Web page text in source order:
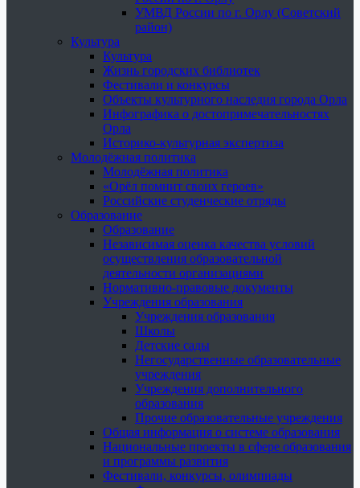
УМВД России по г. Орлу (Советский
район)
Культура
Культура
Жизнь городских библиотек
Фестивали и конкурсы
Объекты культурного наследия города Орла
Инфографика о достопримечательностях
Орла
Историко-культурная экспертиза
Молодёжная политика
Молодёжная политика
«Орёл помнит своих героев»
Российские студенческие отряды
Образование
Образование
Независимая оценка качества условий
осуществления образовательной
деятельности организациями
Нормативно-правовые документы
Учреждения образования
Учреждения образования
Школы
Детские сады
Негосударственные образовательные
учреждения
Учреждения дополнительного
образования
Прочие образовательные учреждения
Общая информация о системе образования
Национальные проекты в сфере образования
и программы развития
Фестивали, конкурсы, олимпиады